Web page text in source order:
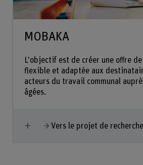
MOBAKA
L'objectif est de créer une offre
flexible et adaptée aux
acteurs du travail communal
âgées.
Afficher plus
Vers le projet de recherche